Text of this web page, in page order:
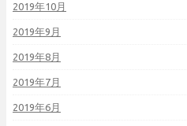
2019年10月
2019年9月
2019年8月
2019年7月
2019年6月